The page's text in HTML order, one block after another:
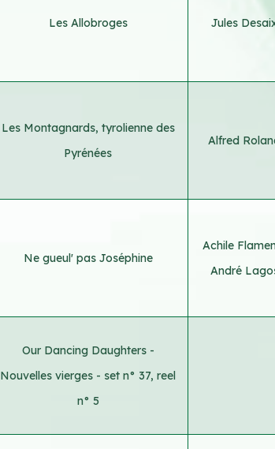
Les Allobroges
Jules
Les Montagnards, tyrolienne des
Pyrénées
Alfred
Ne gueul' pas Joséphine
Achile
André
Our Dancing Daughters -
Nouvelles vierges - set n° 37, reel
n° 5